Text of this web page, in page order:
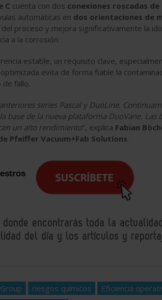
C cuenta con dos conexiones roscadas de
automáticas en dos orientaciones de
proceso y mejora significativamente la
a la corrosión.
estable, un requisito clave,
evita de forma fiable la
de fallo.
series Pascal y DuoLine.
de la nueva plataforma DuoVane. Las
un alto rendimiento", explica Fabian
Pfeiffer Vacuum+Fab Solutions.
donde encontrarás toda la
del día y los artículos y
riesgos químicos
Eficiencia